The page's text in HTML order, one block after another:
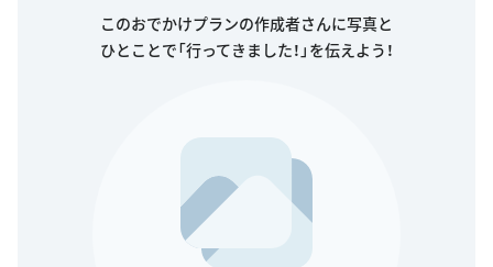
このおでかけプランの作成者さんに写真と
ひとことで「行ってきました！」を伝えよう！